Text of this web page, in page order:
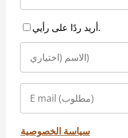
أريد ردًا على رأيي.
سياسة الخصوصية